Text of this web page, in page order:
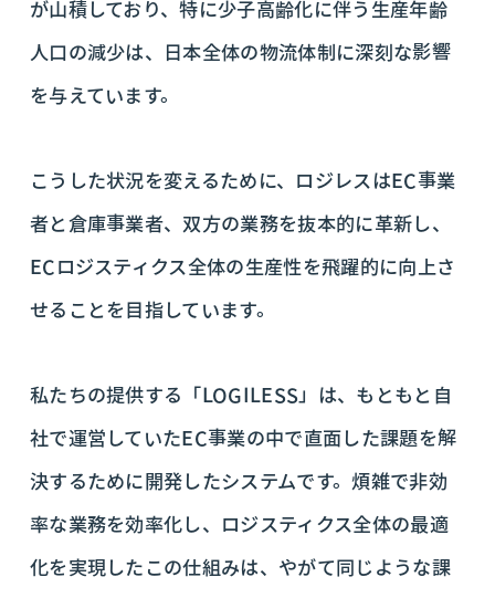
が山積しており、特に少子高齢化に伴う生産年齢
人口の減少は、日本全体の物流体制に深刻な影響
を与えています。
こうした状況を変えるために、ロジレスはEC事業
者と倉庫事業者、双方の業務を抜本的に革新し、
ECロジスティクス全体の生産性を飛躍的に向上さ
せることを目指しています。
私たちの提供する「LOGILESS」は、もともと自
社で運営していたEC事業の中で直面した課題を解
決するために開発したシステムです。煩雑で非効
率な業務を効率化し、ロジスティクス全体の最適
化を実現したこの仕組みは、やがて同じような課